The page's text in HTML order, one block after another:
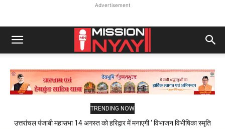
Advertisement
TRENDING NOW
उत्तरांचल पंजाबी महासभा 14 अगस्त को हरिद्वार में मनाएगी ‘ विभाजन विभीषिका स्मृति